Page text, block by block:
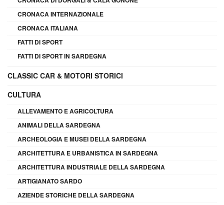
CRONACA INTERNAZIONALE
CRONACA ITALIANA
FATTI DI SPORT
FATTI DI SPORT IN SARDEGNA
CLASSIC CAR & MOTORI STORICI
CULTURA
ALLEVAMENTO E AGRICOLTURA
ANIMALI DELLA SARDEGNA
ARCHEOLOGIA E MUSEI DELLA SARDEGNA
ARCHITETTURA E URBANISTICA IN SARDEGNA
ARCHITETTURA INDUSTRIALE DELLA SARDEGNA
ARTIGIANATO SARDO
AZIENDE STORICHE DELLA SARDEGNA